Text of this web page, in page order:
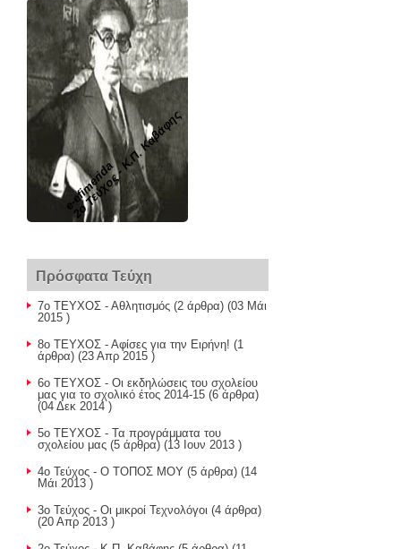
e-efimerida
2o Τεύχος - Κ.Π. Καβάφης
Πρόσφατα Τεύχη
7ο ΤΕΥΧΟΣ - Αθλητισμός (2 άρθρα) (03 Μάι
2015 )
8ο ΤΕΥΧΟΣ - Αφίσες για την Ειρήνη! (1
άρθρα) (23 Απρ 2015 )
6ο ΤΕΥΧΟΣ - Οι εκδηλώσεις του σχολείου
μας για το σχολικό έτος 2014-15 (6 άρθρα)
(04 Δεκ 2014 )
5ο ΤΕΥΧΟΣ - Τα προγράμματα του
σχολείου μας (5 άρθρα) (13 Ιουν 2013 )
4ο Τεύχος - Ο ΤΟΠΟΣ ΜΟΥ (5 άρθρα) (14
Μάι 2013 )
3ο Τεύχος - Οι μικροί Τεχνολόγοι (4 άρθρα)
(20 Απρ 2013 )